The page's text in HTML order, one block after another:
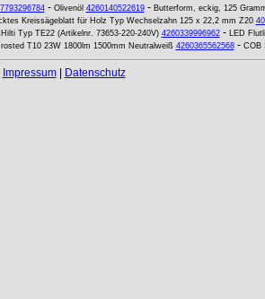
- Olivenöl 4260140522619- Butterform, eckig, 125
Kreissägeblatt für Holz Typ Wechselzahn 125 x 22,2 mm Z20
Typ TE22 (Artikelnr. 73653-220-240V) 4260339996962- LED
T10 23W 1800lm 1500mm Neutralweiß 4260365562568- COB
Impressum| Datenschutz